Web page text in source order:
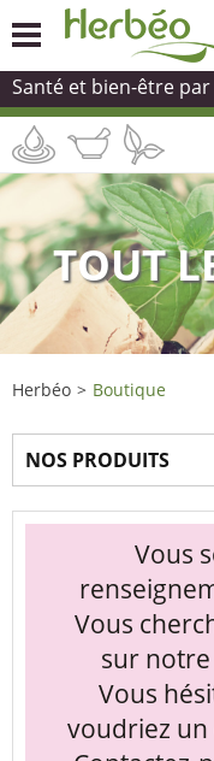
Santé et bien-être
TOUT
Herbéo > Boutique
NOS PRODUITS
Vous
Vous
sur
Vous
voudriez un